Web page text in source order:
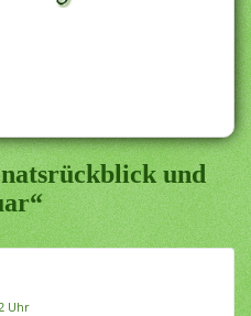
und
Uhr